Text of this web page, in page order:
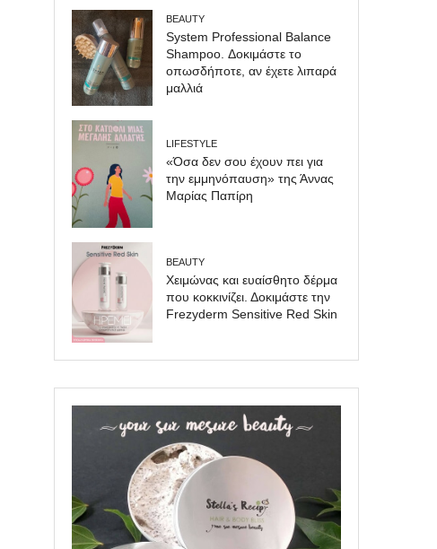
BEAUTY
System Professional Balance
Shampoo. Δοκιμάστε το
οπωσδήποτε, αν έχετε λιπαρά
μαλλιά
LIFESTYLE
«Όσα δεν σου έχουν πει για
την εμμηνόπαυση» της Άννας
Μαρίας Παπίρη
BEAUTY
Χειμώνας και ευαίσθητο δέρμα
που κοκκινίζει. Δοκιμάστε την
Frezyderm Sensitive Red Skin